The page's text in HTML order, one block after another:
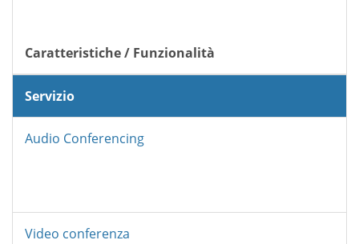
Caratteristiche / Funzionalità
Servizio
Audio Conferencing
Video conferenza